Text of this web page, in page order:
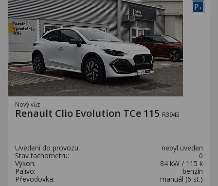
P+
Nový vůz
Renault Clio Evolution TCe 115 R3945
Uvedení do provozu:
nebyl uveden
Stav tachometru:
0
Výkon:
84 kW / 115 k
Palivo:
benzín
Převodovka:
manuál (6 st.)